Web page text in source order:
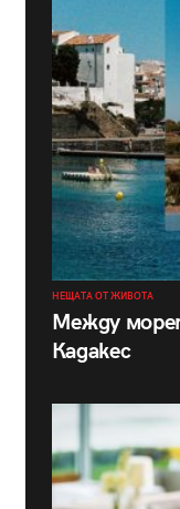
НЕЩАТА ОТ ЖИВОТА
Между
Кадакес